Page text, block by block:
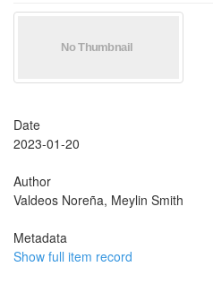
Date
2023-01-20
Author
Valdeos Noreña, Meylin Smith
Metadata
Show full item record